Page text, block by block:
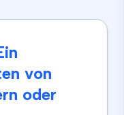
von
oder